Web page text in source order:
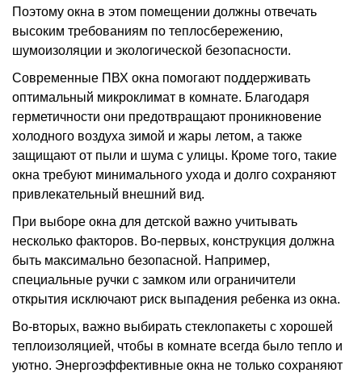
Поэтому окна в этом помещении должны отвечать
высоким требованиям по теплосбережению,
шумоизоляции и экологической безопасности.
Современные ПВХ окна помогают поддерживать
оптимальный микроклимат в комнате. Благодаря
герметичности они предотвращают проникновение
холодного воздуха зимой и жары летом, а также
защищают от пыли и шума с улицы. Кроме того, такие
окна требуют минимального ухода и долго сохраняют
привлекательный внешний вид.
При выборе окна для детской важно учитывать
несколько факторов. Во-первых, конструкция должна
быть максимально безопасной. Например,
специальные ручки с замком или ограничители
открытия исключают риск выпадения ребенка из окна.
Во-вторых, важно выбирать стеклопакеты с хорошей
теплоизоляцией, чтобы в комнате всегда было тепло и
уютно. Энергоэффективные окна не только сохраняют